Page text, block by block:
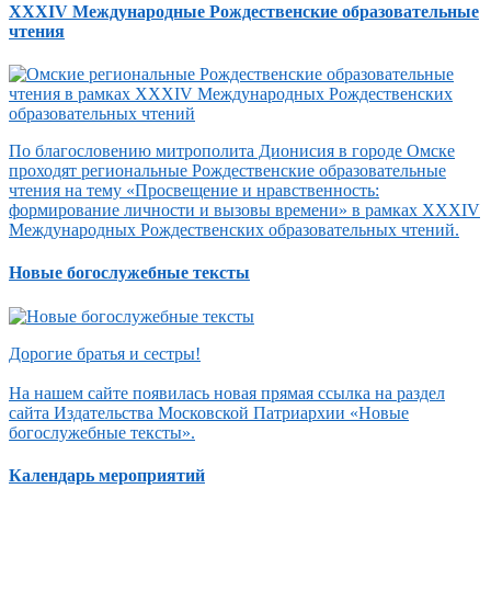
XXXIV Международные Рождественские образовательные
чтения
По благословению митрополита Дионисия в городе Омске
проходят региональные Рождественские образовательные
чтения на тему «Просвещение и нравственность:
формирование личности и вызовы времени» в рамках XXXIV
Международных Рождественских образовательных чтений.
Новые богослужебные тексты
Дорогие братья и сестры!
На нашем сайте появилась новая прямая ссылка на раздел
сайта Издательства Московской Патриархии «Новые
богослужебные тексты».
Календарь мероприятий